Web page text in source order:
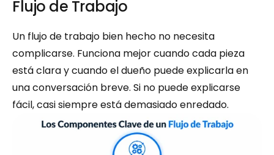
Flujo de Trabajo
Un flujo de trabajo bien hecho no necesita
complicarse. Funciona mejor cuando cada pieza
está clara y cuando el dueño puede explicarla en
una conversación breve. Si no puede explicarse
fácil, casi siempre está demasiado enredado.